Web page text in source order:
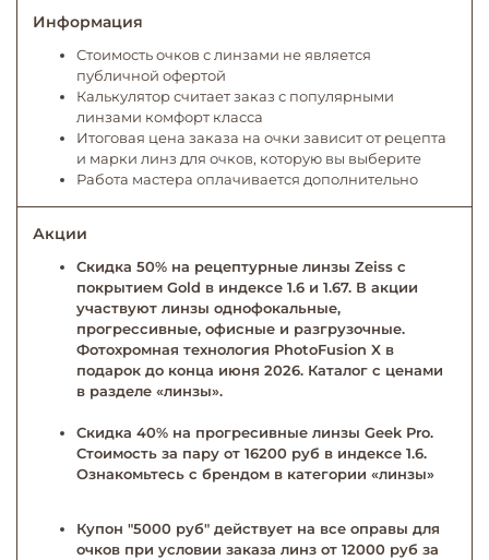
Информация
Стоимость очков с линзами не является
публичной офертой
Калькулятор считает заказ с популярными
линзами комфорт класса
Итоговая цена заказа на очки зависит от рецепта
и марки линз для очков, которую вы выберите
Работа мастера оплачивается дополнительно
Акции
Скидка 50% на рецептурные линзы Zeiss с
покрытием Gold в индексе 1.6 и 1.67. В акции
участвуют линзы однофокальные,
прогрессивные, офисные и разгрузочные.
Фотохромная технология PhotoFusion X в
подарок до конца июня 2026. Каталог с ценами
в разделе «линзы».
Скидка 40% на прогресивные линзы Geek Pro.
Стоимость за пару от 16200 руб в индексе 1.6.
Ознакомьтесь с брендом в категории «линзы»
Купон "5000 руб" действует на все оправы для
очков при условии заказа линз от 12000 руб за